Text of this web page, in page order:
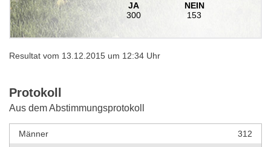
JA
300
NEIN
153
Resultat vom 13.12.2015 um 12:34 Uhr
Protokoll
Aus dem Abstimmungsprotokoll
Männer
312